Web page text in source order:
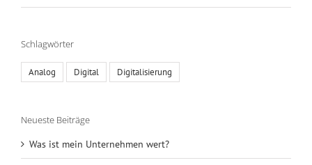
Schlagwörter
Analog Digital Digitalisierung
Neueste Beiträge
Was ist mein Unternehmen wert?